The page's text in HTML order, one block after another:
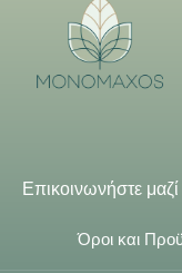
Επικοινωνήστε
Όροι και